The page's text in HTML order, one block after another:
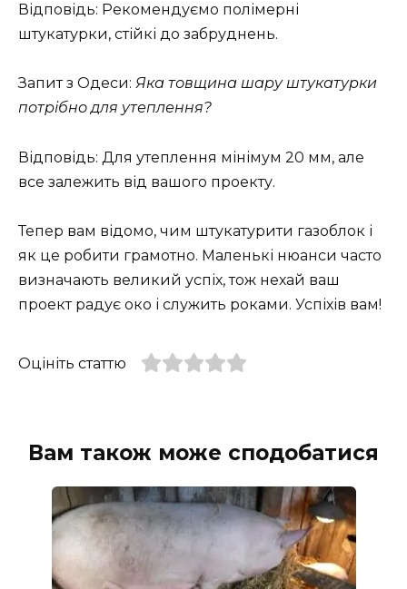
Відповідь: Рекомендуємо полімерні
штукатурки, стійкі до забруднень.
Запит з Одеси: Яка товщина шару штукатурки
потрібно для утеплення?
Відповідь: Для утеплення мінімум 20 мм, але
все залежить від вашого проекту.
Тепер вам відомо, чим штукатурити газоблок і
як це робити грамотно. Маленькі нюанси часто
визначають великий успіх, тож нехай ваш
проект радує око і служить роками. Успіхів вам!
Оцініть статтю
Вам також може сподобатися